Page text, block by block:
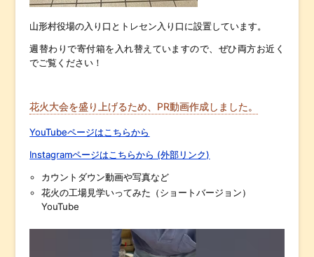
山形村役場の入り口とトレセン入り口に設置しています。
週替わりで寄付箱を入れ替えていますので、ぜひ両方お近く
でご覧ください！
花火大会を盛り上げるため、PR動画作成しました。
YouTubeページはこちらから
Instagramページはこちらから (外部リンク)
カウントダウン動画や写真など
花火の工場見学いってみた（ショートバージョン）
YouTube